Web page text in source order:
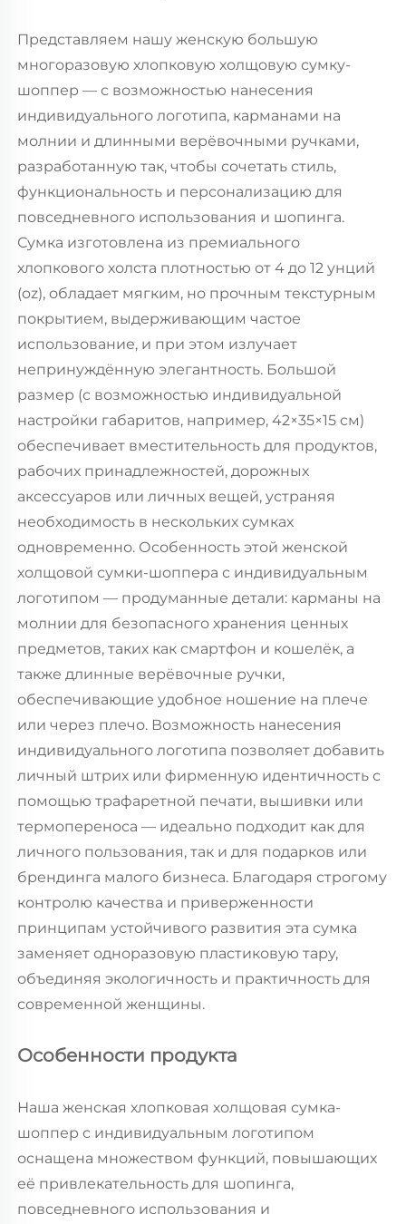
Представляем нашу женскую большую
многоразовую хлопковую холщовую сумку-
шоппер — с возможностью нанесения
индивидуального логотипа, карманами на
молнии и длинными верёвочными ручками,
разработанную так, чтобы сочетать стиль,
функциональность и персонализацию для
повседневного использования и шопинга.
Сумка изготовлена из премиального
хлопкового холста плотностью от 4 до 12 унций
(oz), обладает мягким, но прочным текстурным
покрытием, выдерживающим частое
использование, и при этом излучает
непринуждённую элегантность. Большой
размер (с возможностью индивидуальной
настройки габаритов, например, 42×35×15 см)
обеспечивает вместительность для продуктов,
рабочих принадлежностей, дорожных
аксессуаров или личных вещей, устраняя
необходимость в нескольких сумках
одновременно. Особенность этой женской
холщовой сумки-шоппера с индивидуальным
логотипом — продуманные детали: карманы на
молнии для безопасного хранения ценных
предметов, таких как смартфон и кошелёк, а
также длинные верёвочные ручки,
обеспечивающие удобное ношение на плече
или через плечо. Возможность нанесения
индивидуального логотипа позволяет добавить
личный штрих или фирменную идентичность с
помощью трафаретной печати, вышивки или
термопереноса — идеально подходит как для
личного пользования, так и для подарков или
брендинга малого бизнеса. Благодаря строгому
контролю качества и приверженности
принципам устойчивого развития эта сумка
заменяет одноразовую пластиковую тару,
объединяя экологичность и практичность для
современной женщины.
Особенности продукта
Наша женская хлопковая холщовая сумка-
шоппер с индивидуальным логотипом
оснащена множеством функций, повышающих
её привлекательность для шопинга,
повседневного использования и